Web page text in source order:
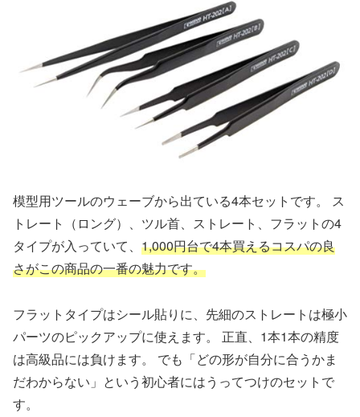
模型用ツールのウェーブから出ている4本セットです。 ス
トレート（ロング）、ツル首、ストレート、フラットの4
タイプが入っていて、 1,000円台で4本買えるコスパの良
さがこの商品の一番の魅力です。
フラットタイプはシール貼りに、先細のストレートは極小
パーツのピックアップに使えます。 正直、1本1本の精度
は高級品には負けます。 でも「どの形が自分に合うかま
だわからない」という初心者にはうってつけのセットで
す。